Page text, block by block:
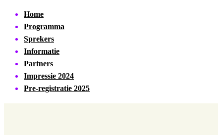
Home
Programma
Sprekers
Informatie
Partners
Impressie 2024
Pre-registratie 2025